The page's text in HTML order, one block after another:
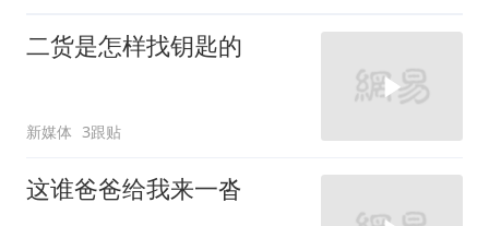
二货是怎样找钥匙的
新媒体 3跟贴
这谁爸爸给我来一沓